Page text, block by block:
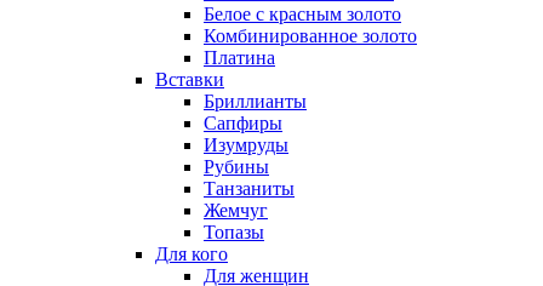
Белое с красным золото
Комбинированное золото
Платина
Вставки
Бриллианты
Сапфиры
Изумруды
Рубины
Танзаниты
Жемчуг
Топазы
Для кого
Для женщин